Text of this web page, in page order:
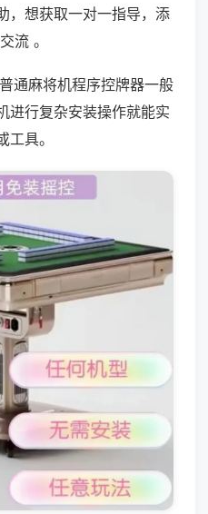
，想获取一对一指导，添
流 。
通麻将机程序控牌器一般
进行复杂安装操作就能实
具。